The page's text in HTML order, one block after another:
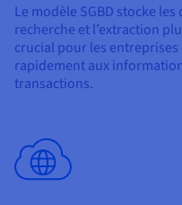
Le modèle SGBD stocke
recherche et l’extraction
crucial pour les
rapidement aux
transactions.